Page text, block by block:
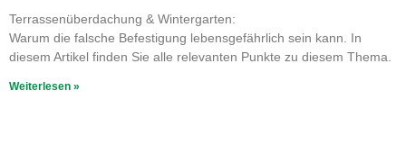
Terrassenüberdachung & Wintergarten:
Warum die falsche Befestigung lebensgefährlich sein kann. In
diesem Artikel finden Sie alle relevanten Punkte zu diesem Thema.
Weiterlesen »